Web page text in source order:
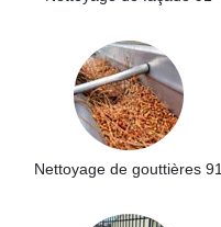
Nettoyage de gouttières 91